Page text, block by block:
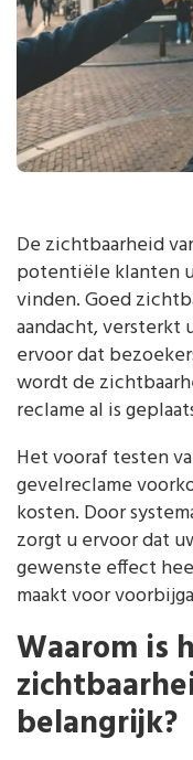
De zichtbaarheid
potentiële klanten
vinden. Goed
aandacht, versterkt
ervoor dat
wordt de
reclame al is
Het vooraf testen
gevelreclame
kosten. Door
zorgt u ervoor dat
gewenste effect
maakt voor
Waarom is
belangrijk?